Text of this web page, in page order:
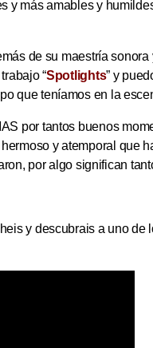
y más amables y
de su maestría
“Spotlights” y
que teníamos en la
por tantos buenos
y atemporal que
por algo significan
y descubrais a uno de